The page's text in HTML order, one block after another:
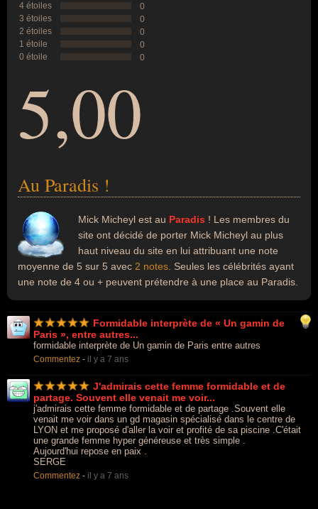
4 étoiles
0
3 étoiles
0
2 étoiles
0
1 étoile
0
0 étoile
0
5,00
Au Paradis !
Mick Micheyl est au Paradis ! Les membres du
site ont décidé de porter Mick Micheyl au plus
haut niveau du site en lui attribuant une note
moyenne de 5 sur 5 avec 2 notes . Seules les célébrités ayant
une note de 4 ou + peuvent prétendre à une place au Paradis.
Formidable interprète de « Un gamin de
Paris », entre autres...
formidable interprète de Un gamin de Paris entre autres
Commentez - il y a 7 ans
J'admirais cette femme formidable et de
partage. Souvent elle venait me voir...
j'admirais cette femme formidable et de partage .Souvent elle
venait me voir dans un gd magasin spécialisé dans le centre de
LYON et me proposé d'aller la voir et profité de sa piscine .C'était
une grande femme hyper généreuse et très simple .
Aujourd'hui repose en paix .
SERGE
Commentez - il y a 7 ans